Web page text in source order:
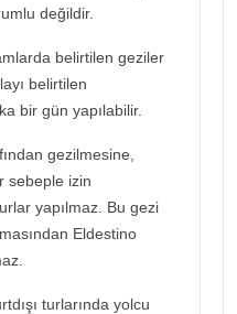
değildir.
belirtilen geziler
belirtilen
bir gün yapılabilir.
gezilmesine,
sebeple izin
yapılmaz. Bu gezi
Eldestino
turlarında yolcu